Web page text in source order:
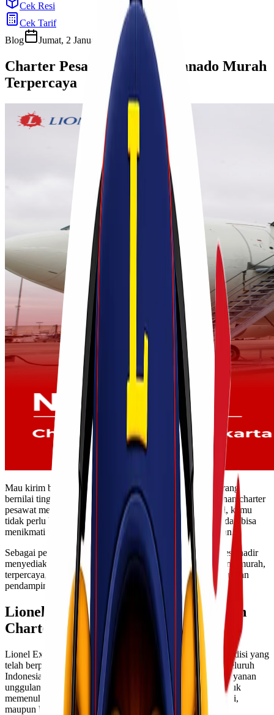
Cek Resi
Cek Tarif
Blog
Jumat, 2 Januari 2026 Cherryn
Charter Pesawat Jakarta Manado Murah
Terpercaya
Mau kirim barang untuk kebutuhan proyek, distribusi barang
bernilai tinggi, atau pengiriman mendesak? Jika iya, layanan charter
pesawat menjadi solusi paling efektif. Melalui layanan ini, kamu
tidak perlu bergantung pada jadwal penerbangan reguler dan bisa
menikmati fleksibilitas penuh sesuai kebutuhan pengiriman.
Sebagai perusahaan logistik berpengalaman, Lionel Express hadir
menyediakan layanan charter pesawat Jakarta Manado yang murah,
terpercaya, dan profesional, dengan proses yang transparan dan
pendampingan tim ahli dari awal hingga barang tiba di tujuan.
Lionel Express Menyediakan Layanan
Charter Pesawat
Lionel Express merupakan penyedia jasa logistik dan ekspedisi yang
telah berpengalaman menangani pengiriman domestik ke seluruh
Indonesia, termasuk wilayah Indonesia Timur. Salah satu layanan
unggulan kami adalah charter pesawat, yang dirancang untuk
memenuhi kebutuhan pengiriman skala besar, bernilai tinggi,
maupun bersifat urgent.